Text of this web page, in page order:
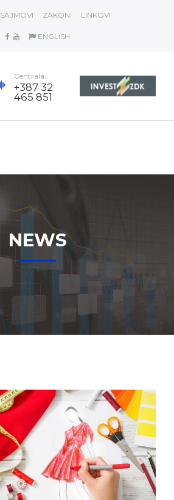
SAJMOVI ZAKONI LINKOVI
ENGLISH
Centrala:
+387 32
465 851
NEWS